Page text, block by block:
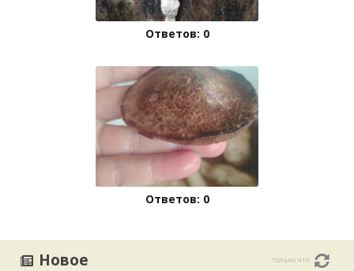
Ответов: 0
Ответов: 0
Новое только что